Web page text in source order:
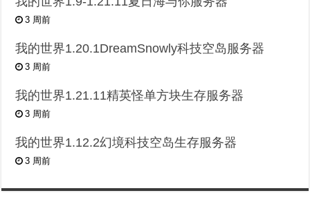
3 周前
我的世界1.20.1DreamSnowly科技空岛服务器
3 周前
我的世界1.21.11精英怪单方块生存服务器
3 周前
我的世界1.12.2幻境科技空岛生存服务器
3 周前